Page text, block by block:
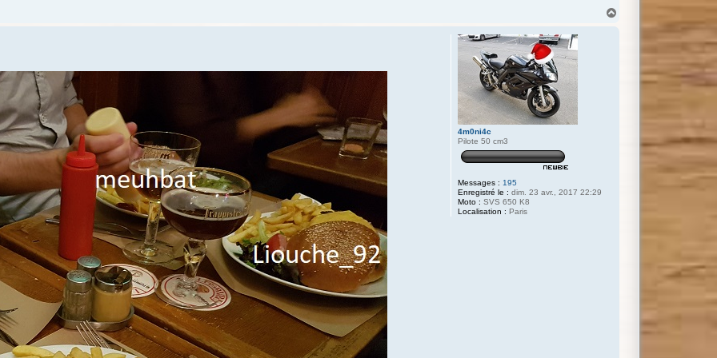
4m0ni4c
Pilote 50 cm3
Messages : 195
Enregistré le : dim. 23 avr., 2017 22:29
Moto : SVS 650 K8
Localisation : Paris